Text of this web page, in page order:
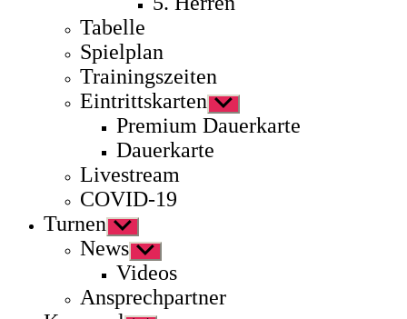
Tabelle
Spielplan
Trainingszeiten
Eintrittskarten Untermenü
anzeigen
Premium Dauerkarte
Dauerkarte
Livestream
COVID-19
Turnen Untermenü
anzeigen
News Untermenü
anzeigen
Videos
Ansprechpartner